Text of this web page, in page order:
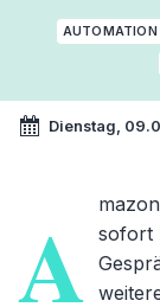
AUTOMATION
Dienstag,
A
sofort